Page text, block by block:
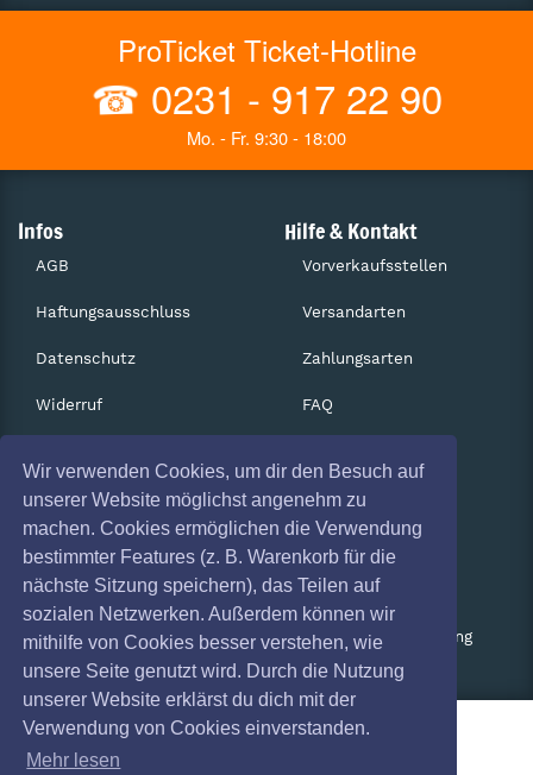
Wir verwenden Cookies, um dir den Besuch auf
unserer Website möglichst angenehm zu
machen. Cookies ermöglichen die Verwendung
bestimmter Features (z. B. Warenkorb für die
nächste Sitzung speichern), das Teilen auf
sozialen Netzwerken. Außerdem können wir
mithilfe von Cookies besser verstehen, wie
unsere Seite genutzt wird. Durch die Nutzung
unserer Website erklärst du dich mit der
Verwendung von Cookies einverstanden.
Mehr lesen
ProTicket Ticket-Hotline
☎ 0231 - 917 22 90
Mo. - Fr. 9:30 - 18:00
Infos
AGB
Haftungsausschluss
Datenschutz
Widerruf
Absagen
Hilfe & Kontakt
Vorverkaufsstellen
Versandarten
Zahlungsarten
FAQ
Services
Gutscheine
Geschäftskunden
Kartenrückgabe
Besucherregistrierung